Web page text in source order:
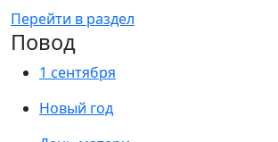
Перейти в раздел
Повод
1 сентября
Новый год